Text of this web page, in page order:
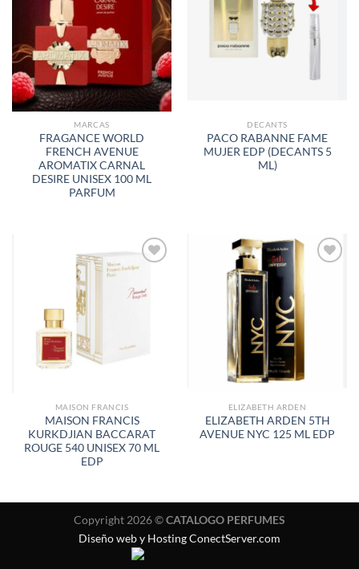
DESEOS
MARCAS
FRAGANCE WORLD
FRENCH AVENUE
AROMATIX CARNAL
DESIRE UNISEX 100 ML
PARFUM
A LA
DE
DESEOS
DECANTS
PACO RABANNE FAME
MUJER EDP (DECANTS 5
ML)
A LA
MAISON FRANCIS
MAISON FRANCIS
KURKDJIAN BACCARAT
ROUGE 540 UNISEX 70 ML
EDP
AÑADIR
DESEOS
ELIZABETH ARDEN
ELIZABETH ARDEN 5TH
AVENUE NYC 125 ML EDP
Copyright 2026 ©CATALOGO PERFUMES
Diseño web y Hosting ConectServer.com